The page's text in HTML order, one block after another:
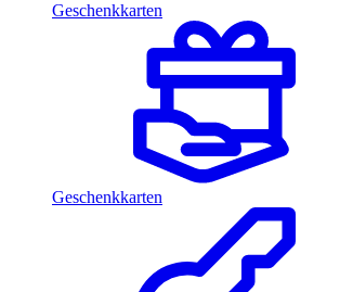
Geschenkkarten
Geschenkkarten